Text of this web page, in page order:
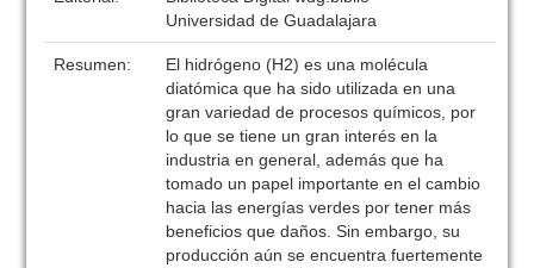
Universidad de Guadalajara
Resumen:
El hidrógeno (H2) es una molécula
diatómica que ha sido utilizada en una
gran variedad de procesos químicos, por
lo que se tiene un gran interés en la
industria en general, además que ha
tomado un papel importante en el cambio
hacia las energías verdes por tener más
beneficios que daños. Sin embargo, su
producción aún se encuentra fuertemente